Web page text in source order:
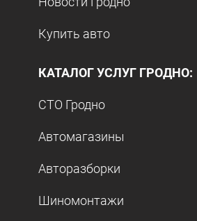
Купить авто
КАТАЛОГ УСЛУГ ГРОДНО:
СТО Гродно
Автомагазины
Авторазборки
Шиномонтажи